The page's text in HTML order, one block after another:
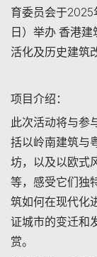
育委员会于2025
日）举办 香港
活化及历史建筑
项目介绍：
此次活动将与参
括以岭南建筑与
坊，以及以欧式
等，感受它们独
筑如何在现代化
证城市的变迁和
赏。